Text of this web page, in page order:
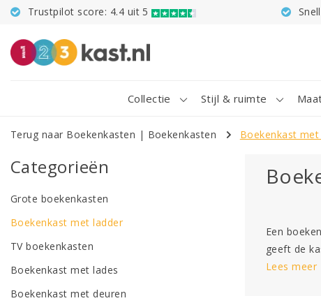
Trustpilot score: 4.4 uit 5
Collectie Stijl & ruimte
Terug naar Boekenkasten | Boekenkasten Boekenkast
Categorieën
Grote boekenkasten
Boekenkast met ladder
TV boekenkasten
Boekenkast met lades
Boekenkast met deuren
Een
geeft de
Lees meer